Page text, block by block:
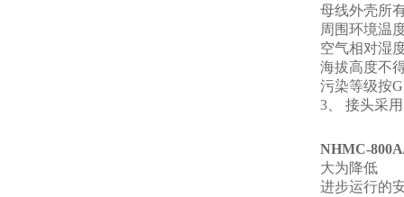
母线外壳所
周围环境温
空气相对湿
海拔高度不
污染等级按
3、 接头采
NHMC-
大为降低
进步运行的